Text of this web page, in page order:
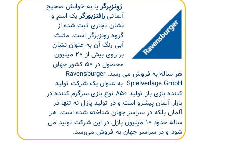
رَوِنزبِرگریا به خوانش صحیح
آلمانیرافنزبورگریک اسم و
نشان تجاری ثبت شده از
گروه رونزبرگر است. مثلث
آبی رنگ آن به عنوان نشان
بر روی بیش از ۲۰ میلیون
محصول در ۵۰ کشور جهان
هر ساله به فروش می رسد. Ravensburger
Spielverlage GmbH به عنوان یک شرکت تولید
کننده بازی باز تولید ۸۵۰ نوع بازی سرگرم کننده در
بازار آلمان پیشرو است و در تولید پازل نه تنها در
آلمان بلکه در سراسر جهان شناخته شده است. هر
ساله حدود ۱۰ میلیون پازل در این شرکت تولید می
شود و در سراسر جهان به فروش می‌رسد.